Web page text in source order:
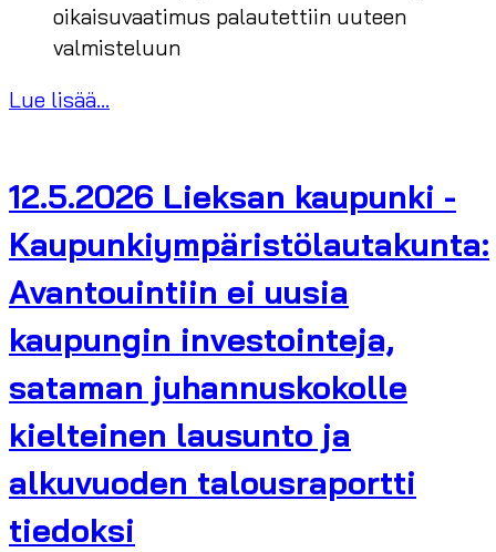
oikaisuvaatimus palautettiin uuteen
valmisteluun
Lue lisää...
12.5.2026 Lieksan kaupunki -
Kaupunkiympäristölautakunta:
Avantouintiin ei uusia
kaupungin investointeja,
sataman juhannuskokolle
kielteinen lausunto ja
alkuvuoden talousraportti
tiedoksi